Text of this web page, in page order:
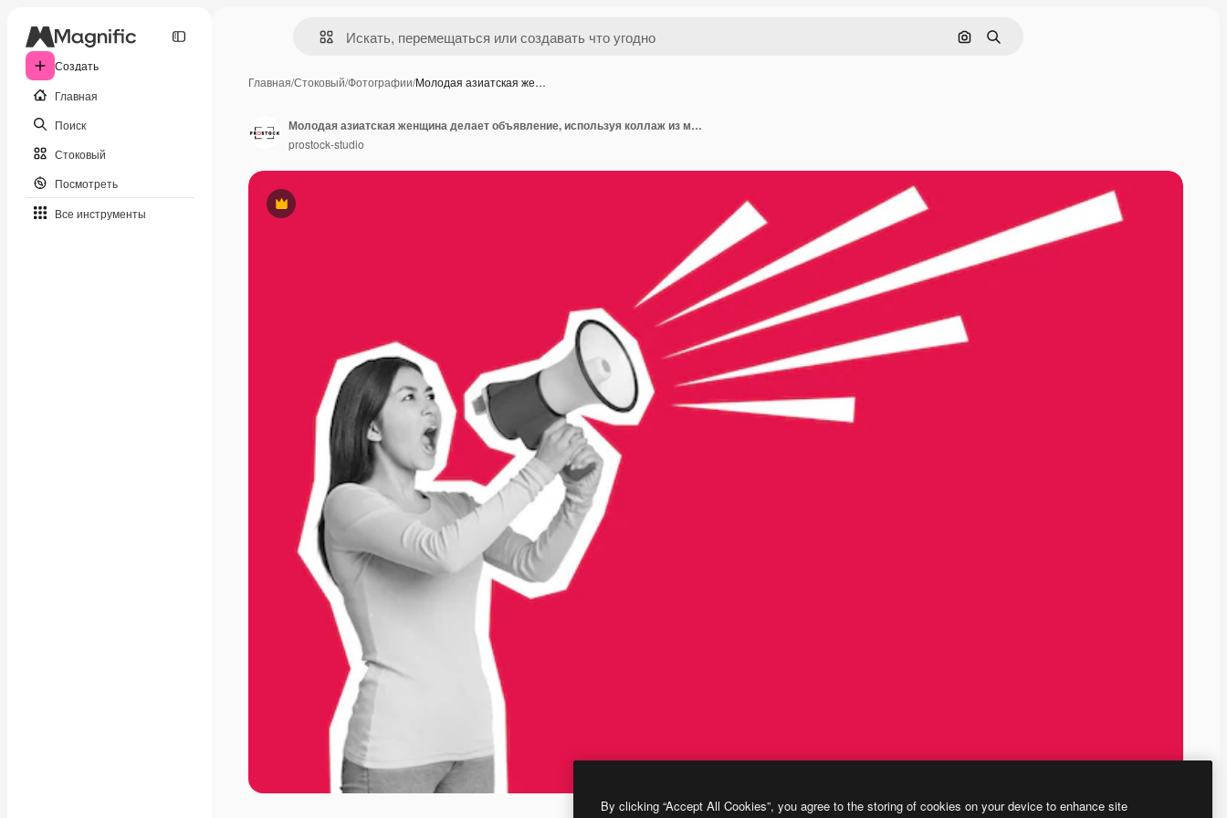
Создать
Главная
Поиск
Стоковый
Посмотреть
Все инструменты
Поиск по изображению
Поиск
Главная/Стоковый/Фотографии/Молодая азиатская же…
Премиум
Молодая азиатская женщина делает объявление, используя коллаж из мегафона
prostock-studio
By clicking “Accept All Cookies”, you agree to the storing of cookies on your device to enhance site